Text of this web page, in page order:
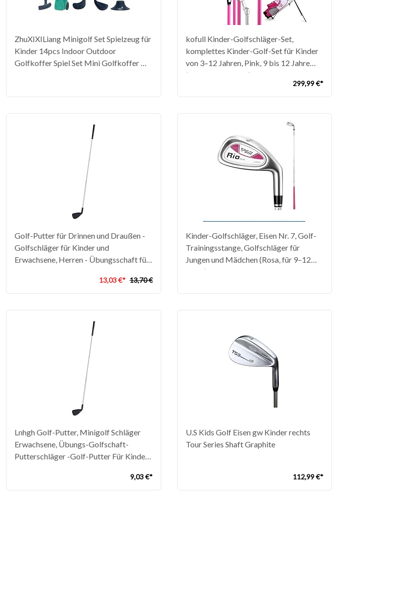
ZhuXIXILiang Minigolf Set Spielzeug für
Kinder 14pcs Indoor Outdoor
Golfkoffer Spiel Set Mini Golfkoffer mit
Mädchen
kofull Kinder-Golfschläger-Set,
komplettes Kinder-Golf-Set für Kinder
von 3–12 Jahren, Pink, 9 bis 12 Jahre
(135-155 cm hoch)
299,99 €*
Golf-Putter für Drinnen und Draußen -
Golfschläger für Kinder und
Erwachsene, Herren - Übungsschaft für
13,03 €* 13,70 €
Kinder-Golfschläger, Eisen Nr. 7, Golf-
Trainingsstange, Golfschläger für
Jungen und Mädchen (Rosa, für 9–12
Jahre)
Lnhgh Golf-Putter, Minigolf Schläger
Erwachsene, Übungs-Golfschaft-
Putterschläger -Golf-Putter Für Kinder,
9,03 €*
U.S Kids Golf Eisen gw Kinder rechts
Tour Series Shaft Graphite
112,99 €*